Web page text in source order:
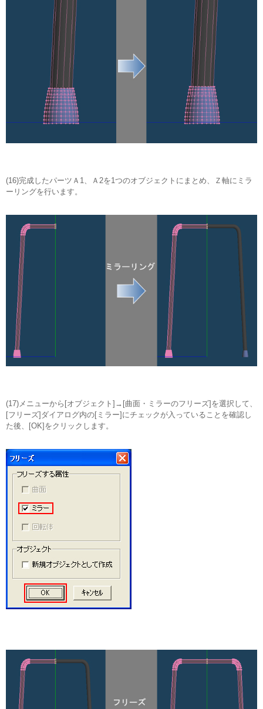
(16)完成したパーツＡ1、Ａ2を1つのオブジェクトにまとめ、Ｚ軸にミラ
ーリングを行います。
(17)メニューから[オブジェクト]→[曲面・ミラーのフリーズ]を選択して、
[フリーズ]ダイアログ内の[ミラー]にチェックが入っていることを確認し
た後、[OK]をクリックします。